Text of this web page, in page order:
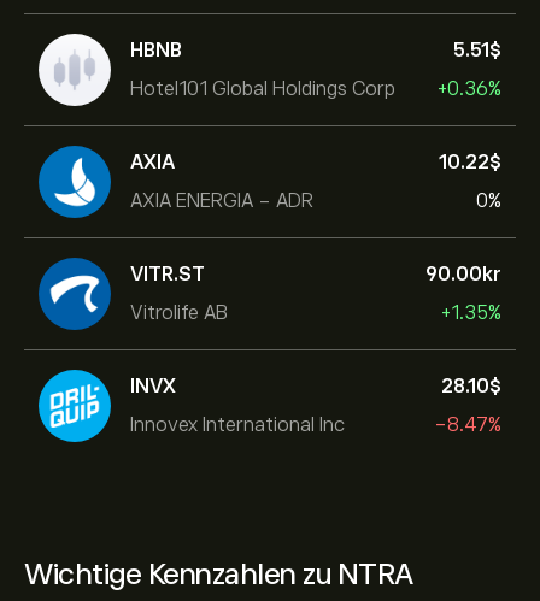
HBNB
Hotel101 Global Holdings Corp
5.51‎$‎
+0.36%
AXIA
AXIA ENERGIA - ADR
10.22‎$‎
0%
VITR.ST
Vitrolife AB
90.00‎kr‎
+1.35%
INVX
Innovex International Inc
28.10‎$‎
-8.47%
Wichtige Kennzahlen zu NTRA